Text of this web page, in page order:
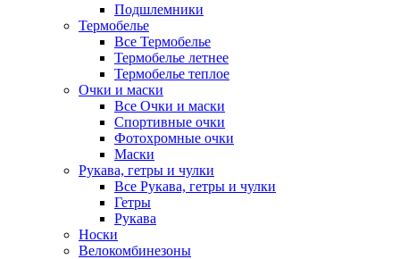
Подшлемники
Термобелье
Все Термобелье
Термобелье летнее
Термобелье теплое
Очки и маски
Все Очки и маски
Спортивные очки
Фотохромные очки
Маски
Рукава, гетры и чулки
Все Рукава, гетры и чулки
Гетры
Рукава
Носки
Велокомбинезоны